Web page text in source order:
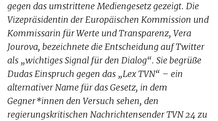
gegen das umstrittene Mediengesetz gezeigt. Die
Vizepräsidentin der Europäischen Kommission und
Kommissarin für Werte und Transparenz, Vera
Jourova, bezeichnete die Entscheidung auf Twitter
als „wichtiges Signal für den Dialog“. Sie begrüße
Dudas Einspruch gegen das „Lex TVN“ – ein
alternativer Name für das Gesetz, in dem
Gegner*innen den Versuch sehen, den
regierungskritischen Nachrichtensender TVN 24 zu